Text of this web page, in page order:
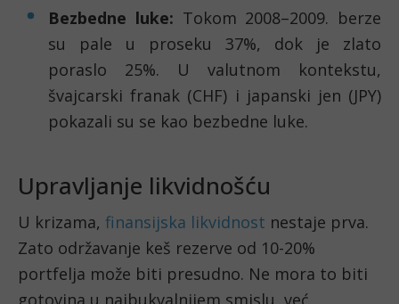
Bezbedne luke: Tokom 2008–2009. berze
su pale u proseku 37%, dok je zlato
poraslo 25%. U valutnom kontekstu,
švajcarski franak (CHF) i japanski jen (JPY)
pokazali su se kao bezbedne luke.
Upravljanje likvidnošću
U krizama, finansijska likvidnost nestaje prva.
Zato održavanje keš rezerve od 10-20%
portfelja može biti presudno. Ne mora to biti
gotovina u najbukvalnijem smislu, već